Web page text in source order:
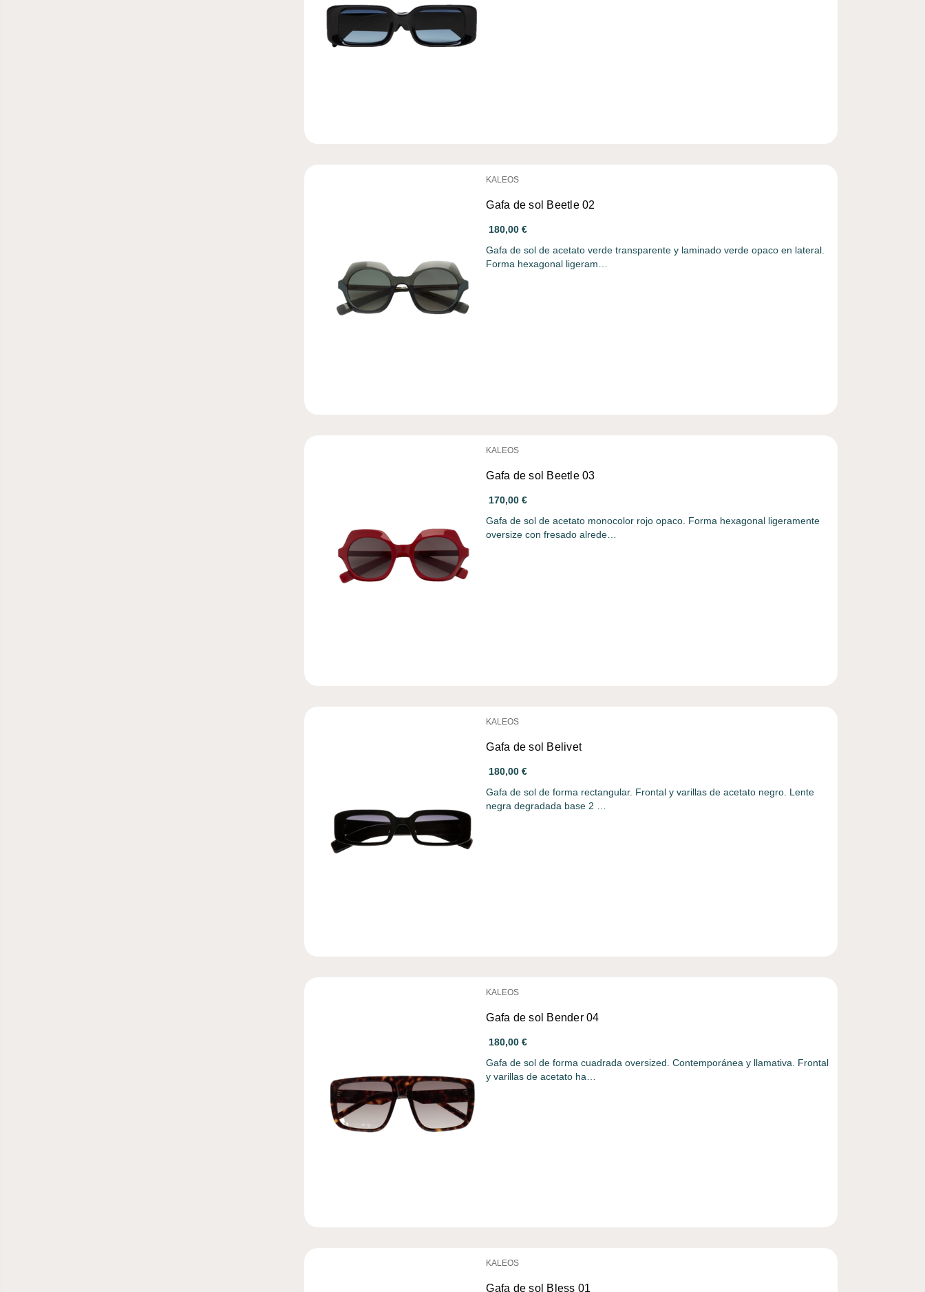
KALEOS
Gafa de sol Beetle 02
180,00 €
Gafa de sol de acetato verde transparente y laminado verde opaco en lateral.
Forma hexagonal ligeram…
KALEOS
Gafa de sol Beetle 03
170,00 €
Gafa de sol de acetato monocolor rojo opaco. Forma hexagonal ligeramente
oversize con fresado alrede…
KALEOS
Gafa de sol Belivet
180,00 €
Gafa de sol de forma rectangular. Frontal y varillas de acetato negro. Lente
negra degradada base 2 …
KALEOS
Gafa de sol Bender 04
180,00 €
Gafa de sol de forma cuadrada oversized. Contemporánea y llamativa. Frontal
y varillas de acetato ha…
KALEOS
Gafa de sol Bless 01